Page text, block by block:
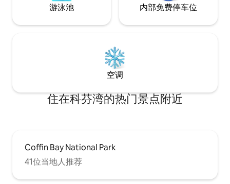
游泳池 内部免费停车位
空调
住在科芬湾的热门景点附近
Coffin Bay National Park
41位当地人推荐